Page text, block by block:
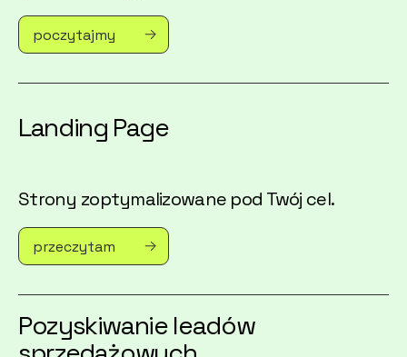
poczytajmy
Landing Page
Strony zoptymalizowane pod Twój cel.
przeczytam
Pozyskiwanie leadów